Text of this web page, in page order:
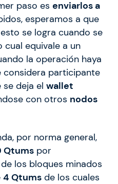
paso es enviarlos a
esperamos a que
se logra cuando se
equivale a un
la operación haya
considera participante
se deja el wallet
con otros nodos
por norma general,
Qtums por
los bloques minados
4 Qtums de los cuales